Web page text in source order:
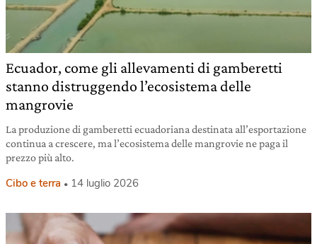
Ecuador, come gli allevamenti di gamberetti
stanno distruggendo l’ecosistema delle
mangrovie
La produzione di gamberetti ecuadoriana destinata all’esportazione
continua a crescere, ma l’ecosistema delle mangrovie ne paga il
prezzo più alto.
Cibo e terra 14 luglio 2026